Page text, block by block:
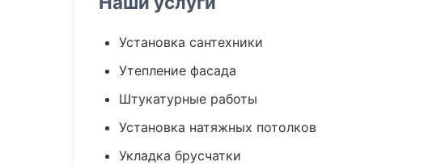
Установка сантехники
Утепление фасада
Штукатурные работы
Установка натяжных потолков
Укладка брусчатки